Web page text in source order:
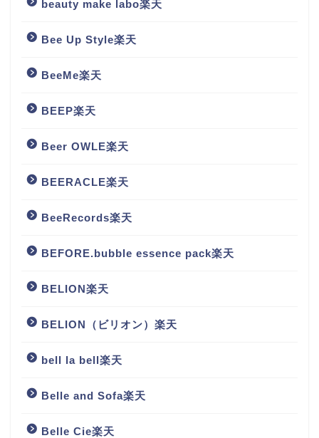
beauty make labo楽天
Bee Up Style楽天
BeeMe楽天
BEEP楽天
Beer OWLE楽天
BEERACLE楽天
BeeRecords楽天
BEFORE.bubble essence pack楽天
BELION楽天
BELION（ビリオン）楽天
bell la bell楽天
Belle and Sofa楽天
Belle Cie楽天